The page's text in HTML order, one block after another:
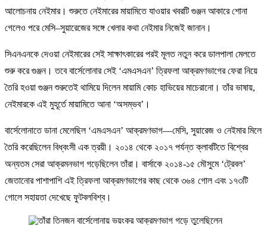
আলোচনায় নেইমার। শুরুতে নেইমারের মায়ামিতে যাওয়ার খবরটি গুঞ্জন আকারে শোনা
গেলেও পরে মেসি–সুয়ারেজের সঙ্গে খেলার কথা নেইমার নিজেই জানান।
সিএনএনকে দেওয়া নেইমারের সেই সাক্ষাৎকারের পরই মূলত নতুন করে ডালপালা মেলতে
শুরু করে গুঞ্জন। তবে বার্সেলোনার সেই ‘এমএসএন’ ত্রিফলা আক্রমণভাগের ফেরা নিয়ে
তৈরি হওয়া গুঞ্জন শুরুতেই থামিয়ে দিলেন মায়ামি কোচ হাভিয়ের মাচেরানো। তাঁর ভাষায়,
নেইমারকে এই মুহূর্তে মায়ামিতে আনা ‘অসম্ভব’।
বার্সেলোনাতে ডানা মেলেছিল ‘এমএসএন’ আক্রমণভাগ—মেসি, সুয়ারেজ ও নেইমার মিলে
তৈরি করেছিলেন বিধ্বংসী এক ত্রয়ী। ২০১৪ থেকে ২০১৭ পর্যন্ত ক্লাবটিতে বিশ্বের
অন্যতম সেরা আক্রমনভাগ গড়েছিলেন তাঁরা। বার্সাকে ২০১৪-১৫ মৌসুমে ‘ট্রেবল’
জেতানোর পাশাপাশি এই ত্রিফলা আক্রমণভাগের কাছ থেকে ৩৬৪ গোল এবং ১৭৩টি
গোলে সহায়তা দেখেছে ফুটবলবিশ্ব।